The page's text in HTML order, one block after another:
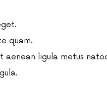
quam.
aenean ligula metus